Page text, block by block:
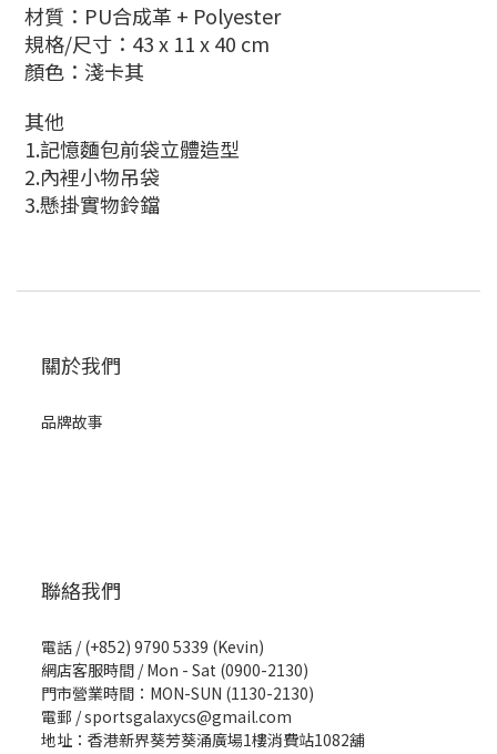
材質： PU合成革 + Polyester
規格/尺寸： 43 x 11 x 40 cm
顏色： 淺卡其
其他
1.記憶麵包前袋立體造型
2.內裡小物吊袋
3.懸掛實物鈴鐺
關於我們
品牌故事
聯絡我們
電話 / (+852) 9790 5339 (Kevin)
網店客服時間 / Mon - Sat (0900-2130)
門市營業時間：MON-SUN (1130-2130)
電郵 / sportsgalaxycs@gmail.com
地址：香港新界葵芳葵涌廣場1樓消費站1082舖